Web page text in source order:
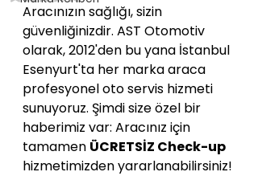
Aracınızın sağlığı, sizin
güvenliğinizdir. AST Otomotiv
olarak, 2012'den bu yana İstanbul
Esenyurt'ta her marka araca
profesyonel oto servis hizmeti
sunuyoruz. Şimdi size özel bir
haberimiz var: Aracınız için
tamamen ÜCRETSİZ Check-up
hizmetimizden yararlanabilirsiniz!